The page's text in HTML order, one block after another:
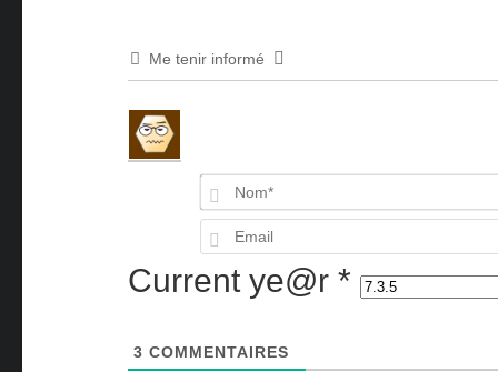
Me tenir informé
Current ye@r *
3 COMMENTAIRES